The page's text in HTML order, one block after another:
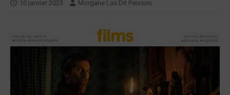
10 janvier 2023 Morgane Las Dit Peisson